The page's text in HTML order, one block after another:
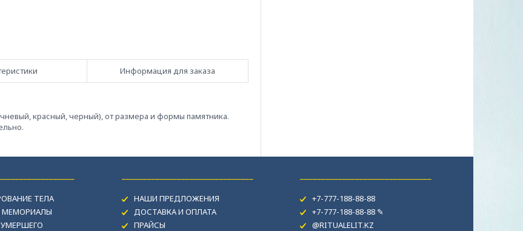
Информация для заказа
красный, черный), от размера и формы памятника.
ТЕЛА
МЕМОРИАЛЫ
НАШИ ПРЕДЛОЖЕНИЯ
ДОСТАВКА И ОПЛАТА
ПРАЙСЫ
+7-777-188-88-88
+7-777-188-88-88 ✎
@RITUALELIT.KZ